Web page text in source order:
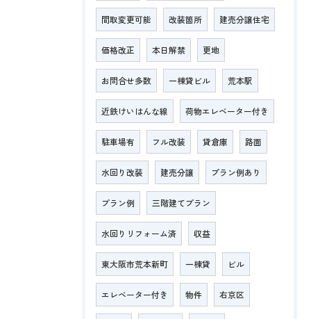
間取変更可能 改装箇所 建売分譲住宅
価格改正 本日解禁 更地
お問合せ多数 一棟貸ビル 荒本駅
近鉄けいはんな線 荷物エレベーター付き
駐車場有 フル改装 貸倉庫 路面
水回り改装 建売分譲 プラン例あり
プラン例 三階建てプラン
水回りリフォーム済 収益
東大阪市荒本新町 一棟貸 ビル
エレベーター付き 物件 右京区